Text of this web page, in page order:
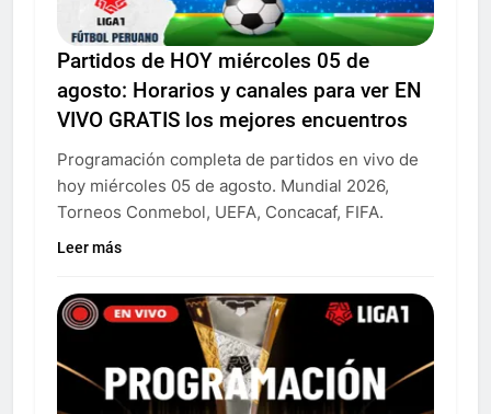
Partidos de HOY miércoles 05 de
agosto: Horarios y canales para ver EN
VIVO GRATIS los mejores encuentros
Programación completa de partidos en vivo de
hoy miércoles 05 de agosto. Mundial 2026,
Torneos Conmebol, UEFA, Concacaf, FIFA.
Leer más